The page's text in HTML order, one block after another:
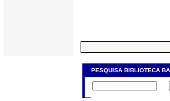
PESQUISA BIBLIOTECA